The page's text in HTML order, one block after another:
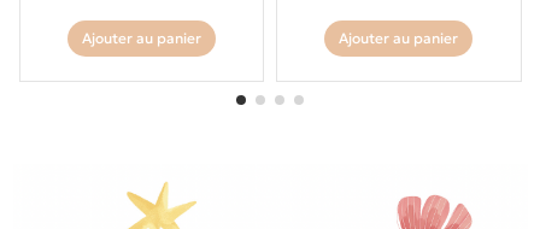
Ajouter au panier Ajouter au panier